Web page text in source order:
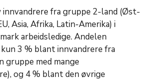
innvandrere fra gruppe 2-land (Øst-
Asia, Afrika, Latin-Amerika) i
arbeidsledige. Andelen
3 % blant innvandrere fra
gruppe med mange
og 4 % blant den øvrige